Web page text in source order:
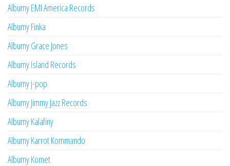
Albumy EMI America Records
Albumy Finka
Albumy Grace Jones
Albumy Island Records
Albumy j-pop
Albumy Jimmy Jazz Records
Albumy Kalafiny
Albumy Karrot Kommando
Albumy Komet